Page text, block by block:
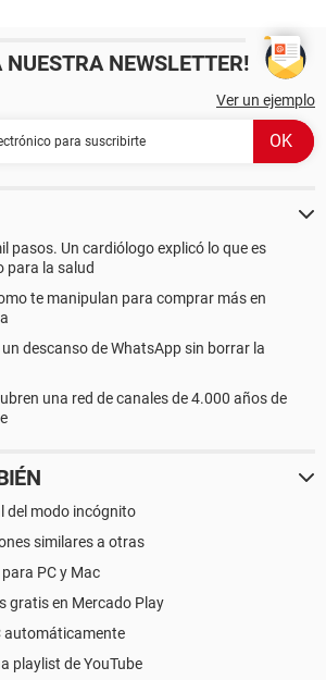
NUESTRA NEWSLETTER!
Ver un ejemplo
pasos. Un cardiólogo explicó lo que es
para la salud
te manipulan para comprar más en
descanso de WhatsApp sin borrar la
una red de canales de 4.000 años de
del modo incógnito
similares a otras
PC y Mac
gratis en Mercado Play
automáticamente
playlist de YouTube